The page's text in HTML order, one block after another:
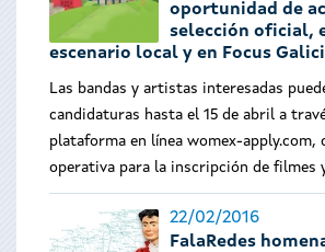
oportunidad de
selección oficial,
escenario local y en Focus
Las bandas y artistas interesadas
candidaturas hasta el 15 de abril a
plataforma en línea womex-apply.com,
operativa para la inscripción de filmes
22/02/2016
FalaRedes